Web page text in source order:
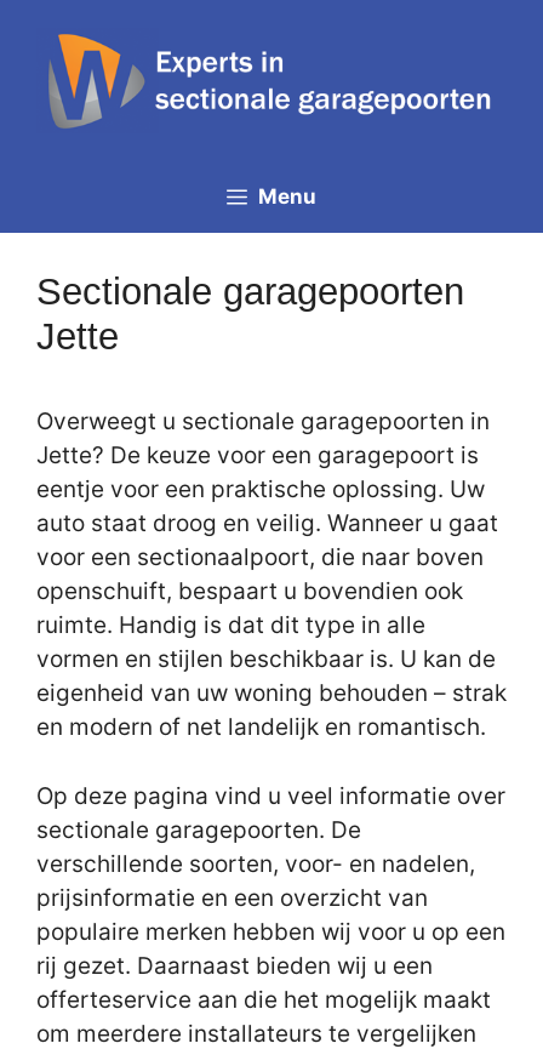
inhoud
Menu
Sectionale garagepoorten
Jette
Overweegt u sectionale garagepoorten in
Jette? De keuze voor een garagepoort is
eentje voor een praktische oplossing. Uw
auto staat droog en veilig. Wanneer u gaat
voor een sectionaalpoort, die naar boven
openschuift, bespaart u bovendien ook
ruimte. Handig is dat dit type in alle
vormen en stijlen beschikbaar is. U kan de
eigenheid van uw woning behouden – strak
en modern of net landelijk en romantisch.
Op deze pagina vind u veel informatie over
sectionale garagepoorten. De
verschillende soorten, voor- en nadelen,
prijsinformatie en een overzicht van
populaire merken hebben wij voor u op een
rij gezet. Daarnaast bieden wij u een
offerteservice aan die het mogelijk maakt
om meerdere installateurs te vergelijken